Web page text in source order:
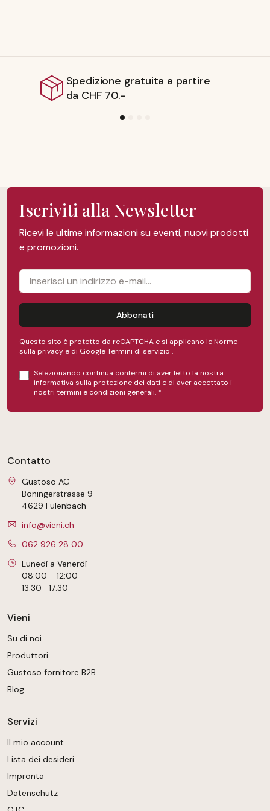
Spedizione gratuita a partire
da CHF 70.-
Iscriviti alla Newsletter
Ricevi le ultime informazioni su eventi, nuovi prodotti
e promozioni.
Abbonati
Questo sito è protetto da reCAPTCHA e si applicano le Norme
sulla privacy e di GoogleTermini di servizio .
Selezionando continua confermi di aver letto la nostra
informativa sulla protezione dei dati e di aver accettato i
nostri termini e condizioni generali. *
Contatto
Gustoso AG
Boningerstrasse 9
4629 Fulenbach
info@vieni.ch
062 926 28 00
Lunedì a Venerdì
08:00 - 12:00
13:30 -17:30
Vieni
Su di noi
Produttori
Gustoso fornitore B2B
Blog
Servizi
Il mio account
Lista dei desideri
Impronta
Datenschutz